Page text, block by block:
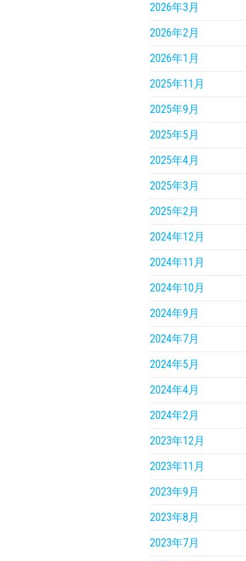
2026年3月
2026年2月
2026年1月
2025年11月
2025年9月
2025年5月
2025年4月
2025年3月
2025年2月
2024年12月
2024年11月
2024年10月
2024年9月
2024年7月
2024年5月
2024年4月
2024年2月
2023年12月
2023年11月
2023年9月
2023年8月
2023年7月